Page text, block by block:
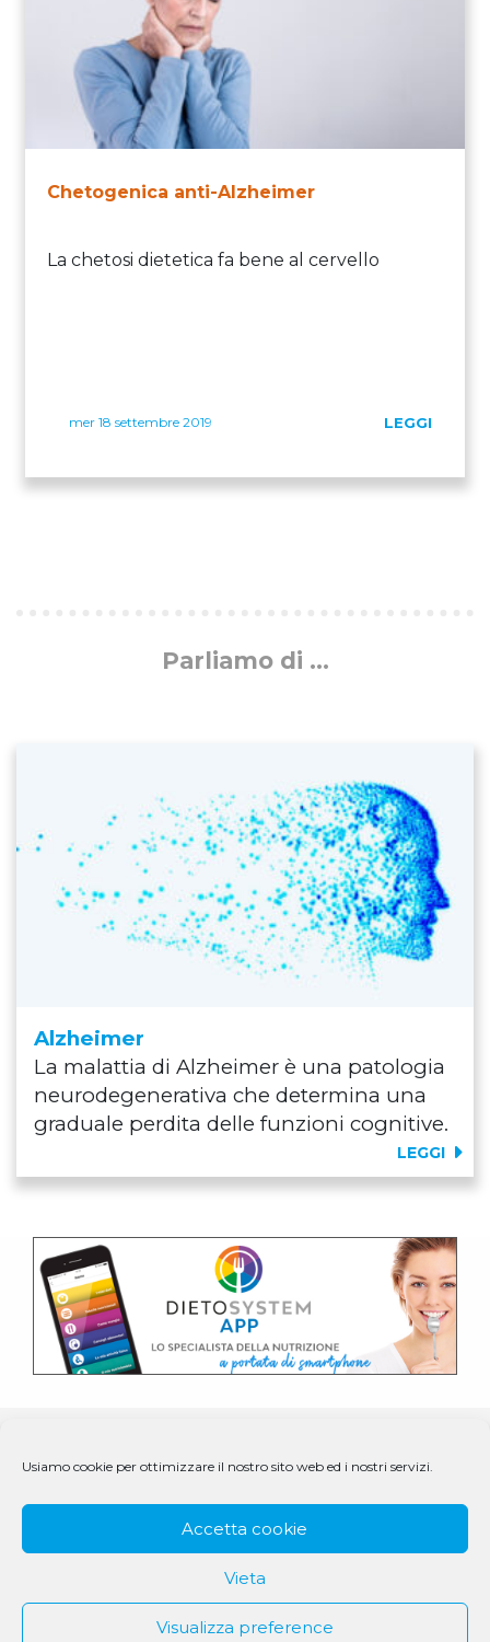
Usiamo cookie per ottimizzare il nostro sito web ed i nostri servizi.
Accetta cookie
Vieta
Visualizza preference
Chetogenica anti-Alzheimer
La chetosi dietetica fa bene al cervello
mer 18 settembre 2019 LEGGI
Parliamo di ...
Alzheimer
La malattia di Alzheimer è una patologia
neurodegenerativa che determina una
graduale perdita delle funzioni cognitive.
LEGGI